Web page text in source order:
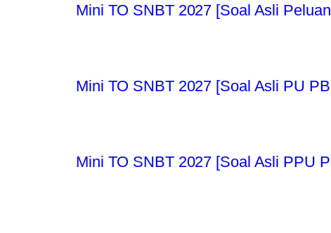
Mini TO SNBT 2027 [Soal Asli
Mini TO SNBT 2027 [Soal Asli PU
Mini TO SNBT 2027 [Soal Asli PPU